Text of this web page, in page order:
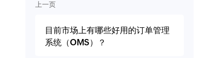
上一页
目前市场上有哪些好用的订单管理
系统（OMS）？